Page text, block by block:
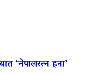
‘नेपालरत्न हना’